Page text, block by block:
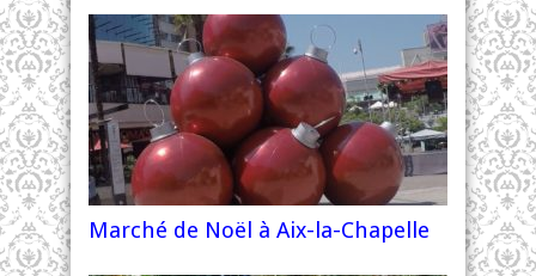
Marché de Noël à Aix-la-Chapelle